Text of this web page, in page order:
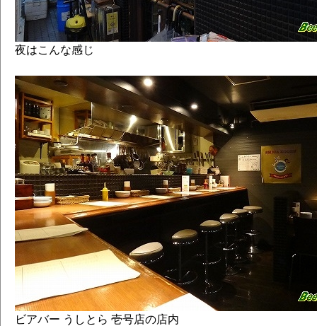
夜はこんな感じ
ビアバー うしとら 壱号店の店内